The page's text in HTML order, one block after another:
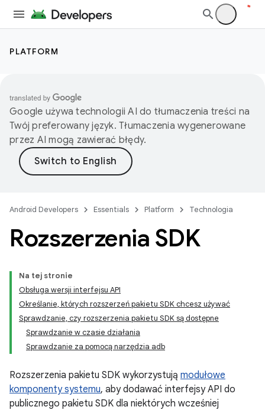
PLATFORM
Google używa technologii AI do tłumaczenia treści na
Twój preferowany język. Tłumaczenia wygenerowane
przez AI mogą zawierać błędy.
Android Developers Essentials Platform Technologia
Rozszerzenia SDK
Na tej stronie
Obsługa wersji interfejsu API
Określanie, których rozszerzeń pakietu SDK chcesz używać
Sprawdzanie, czy rozszerzenia pakietu SDK są dostępne
Sprawdzanie w czasie działania
Sprawdzanie za pomocą narzędzia adb
Rozszerzenia pakietu SDK wykorzystują modułowe
komponenty systemu, aby dodawać interfejsy API do
publicznego pakietu SDK dla niektórych wcześniej